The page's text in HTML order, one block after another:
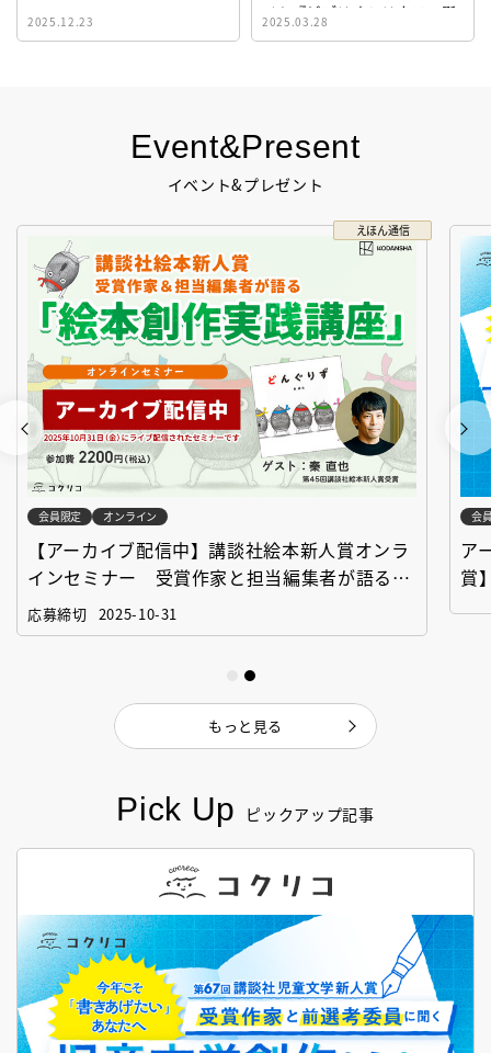
Pick Up ピックアップ記事
Event&Present
イベント&プレゼント
えほん通信
会員限定 オンライン
【アーカイブ配信中】講談社絵本新人賞オンラ
インセミナー 受賞作家と担当編集者が語る
「絵本創作実践講座」
応募締切 2025-10-31
会
ア
賞
もっと見る
2025.12.23
イト『ビブリオシリウス』誕
生！
2025.03.28